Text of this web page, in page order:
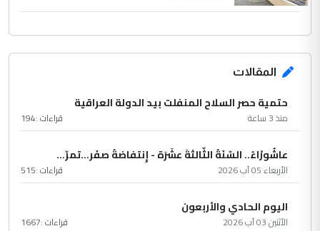
المقالات
حتمية حصر السلاح المنفلت بيد الدولة العراقية
منذ 3 ساعة قراءات :194
عاشُورْاءُ.. السّنَةُ الثّالثةَ عشَرَة - إِنتفاضةُ صفَر…تمرّ...
الأربعاء 05 آب 2026 قراءات :515
اليوم الحادي والأربعون
الأثنين 03 آب 2026 قراءات :1667